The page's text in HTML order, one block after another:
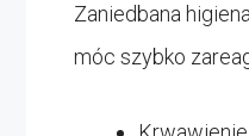
Zaniedbana
móc szybko